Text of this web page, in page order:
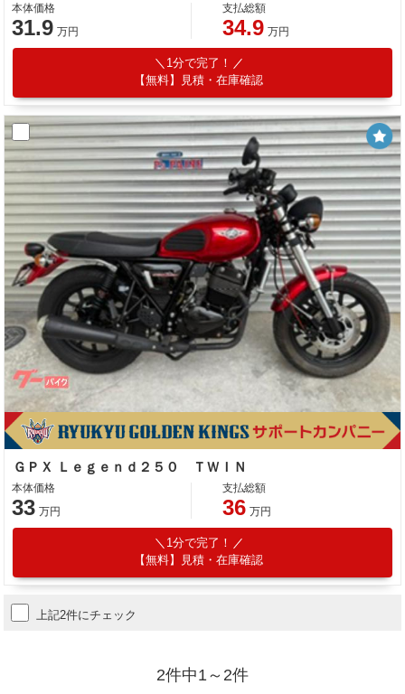
本体価格
31.9 万円
支払総額
34.9 万円
1分で完了！
【無料】見積・在庫確認
ＧＰＸ Ｌｅｇｅｎｄ２５０ ＴＷＩＮ
本体価格
33 万円
支払総額
36 万円
1分で完了！
【無料】見積・在庫確認
上記2件にチェック
2件中1～2件